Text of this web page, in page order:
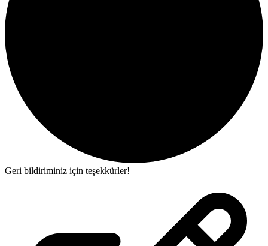
Geri bildiriminiz için teşekkürler!